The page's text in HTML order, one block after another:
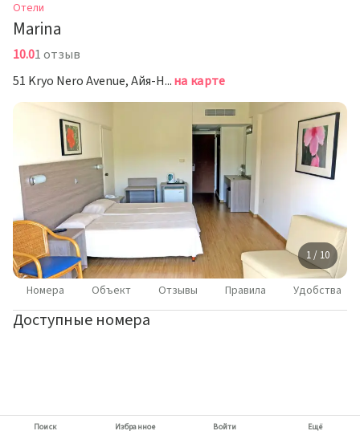
Отели
Marina
10.01 отзыв
51 Kryo Nero Avenue, Айя-Напана карте
1 / 10
Номера Объект Отзывы Правила Удобства
Доступные номера
Поиск Избранное Войти Ещё